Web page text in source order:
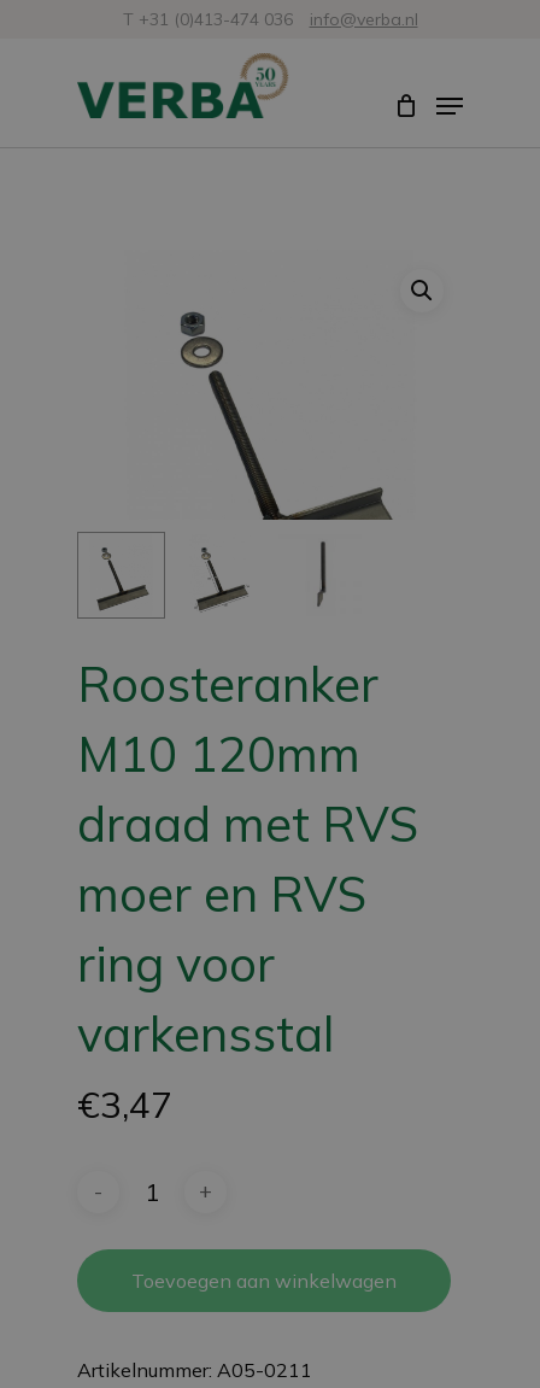
T +31 (0)413-474 036 info@verba.nl
Menu
Roosteranker
M10 120mm
draad met RVS
moer en RVS
ring voor
varkensstal
€3,47
Toevoegen aan winkelwagen
Artikelnummer: A05-0211